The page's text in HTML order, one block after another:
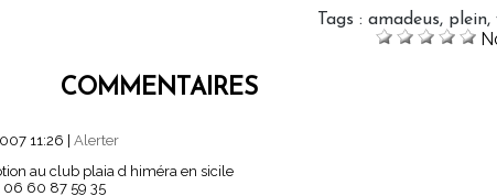
Tags : amadeus, plein,
COMMENTAIRES
11:26
Alerter
au club plaia d himéra en sicile
06 60 87 59 35